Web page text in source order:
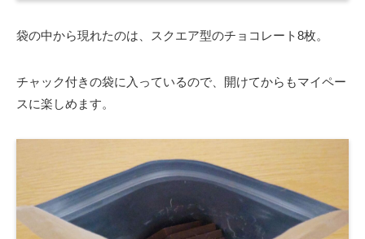
袋の中から現れたのは、スクエア型のチョコレート8枚。
チャック付きの袋に入っているので、開けてからもマイペー
スに楽しめます。